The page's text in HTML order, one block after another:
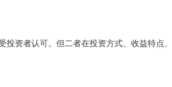
资者认可。但二者在投资方式、收益特点